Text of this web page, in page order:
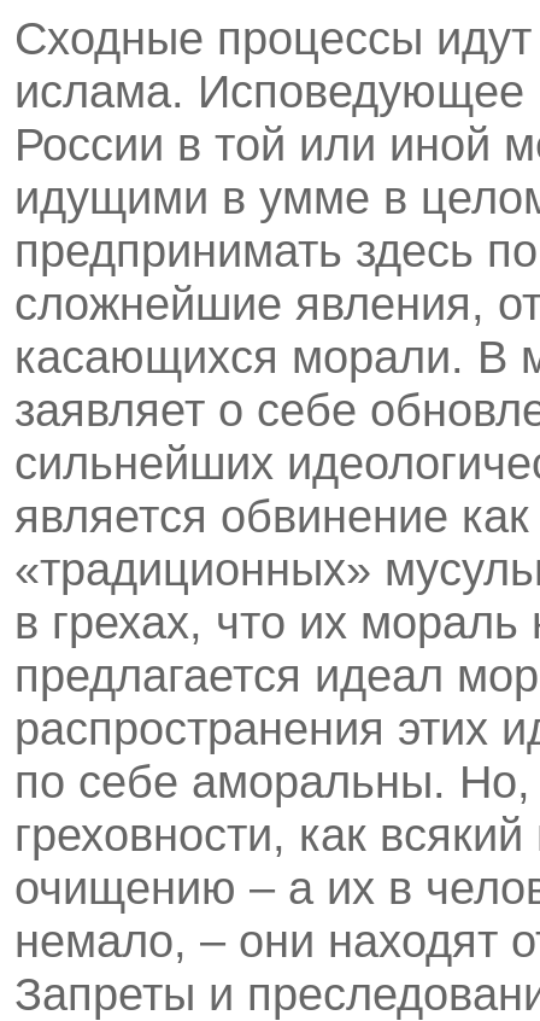
Сходные процессы
ислама. Исповедующее
России в той или иной
идущими в умме в
предпринимать здесь
сложнейшие явления,
касающихся морали. В
заявляет о себе
сильнейших
является обвинение
«традиционных»
в грехах, что их
предлагается идеал
распространения этих
по себе аморальны. Но,
греховности, как
очищению – а их в
немало, – они находят
Запреты и